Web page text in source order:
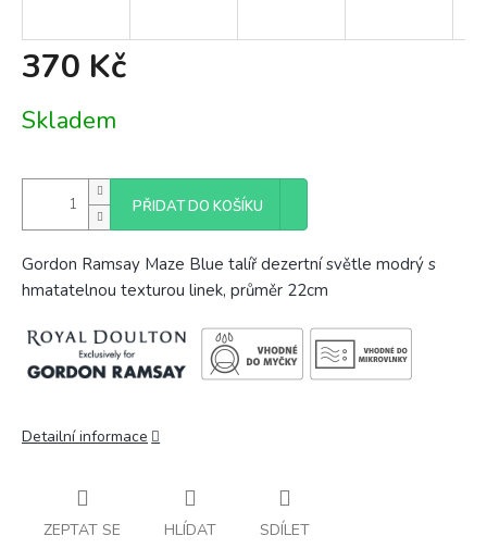
370 Kč
cena:
Skladem
PŘIDAT DO KOŠÍKU
Gordon Ramsay Maze Blue talíř dezertní světle modrý s
hmatatelnou texturou linek, průměr 22cm
Detailní informace
ZEPTAT SE HLÍDAT SDÍLET